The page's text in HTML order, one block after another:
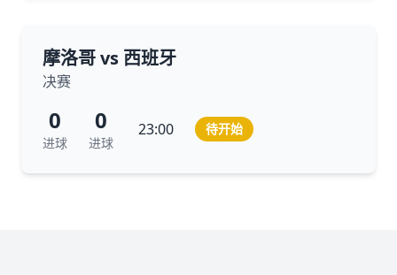
摩洛哥 vs 西班牙
决赛
0
进球
0
进球
23:00 待开始